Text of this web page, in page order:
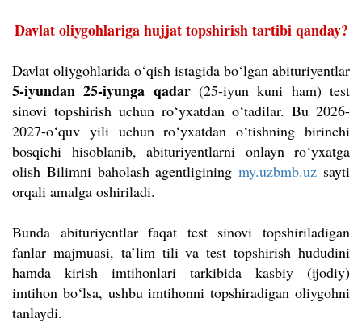
Davlat oliygohlariga hujjat topshirish tartibi qanday?
Davlat oliygohlarida o‘qish istagida bo‘lgan abituriyentlar
5-iyundan 25-iyunga qadar(25-iyun kuni ham) test
sinovi topshirish uchun ro‘yxatdan o‘tadilar. Bu 2026-
2027-o‘quv yili uchun ro‘yxatdan o‘tishning birinchi
bosqichi hisoblanib, abituriyentlarni onlayn ro‘yxatga
olish Bilimni baholash agentliginingmy.uzbmb.uz sayti
orqali amalga oshiriladi.
Bunda abituriyentlar faqat test sinovi topshiriladigan
fanlar majmuasi, ta’lim tili va test topshirish hududini
hamda kirish imtihonlari tarkibida kasbiy (ijodiy)
imtihon bo‘lsa, ushbu imtihonni topshiradigan oliygohni
tanlaydi.